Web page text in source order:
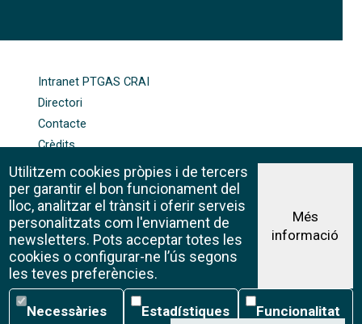
Intranet PTGAS CRAI
Directori
Contacte
Crèdits
Mapa web
Política de galetes
Avís legal
©CRAI Universitat de Barcelona
Creative Commons 4.0
Utilitzem cookies pròpies i de tercers
per garantir el bon funcionament del
lloc, analitzar el trànsit i oferir serveis
personalitzats com l'enviament de
newsletters. Pots acceptar totes les
cookies o configurar-ne l’ús segons
les teves preferències.
Més
informació
Necessàries
Necessàries
Estadístiques
Estadístiques
Funcionalitat
Funcionalitat